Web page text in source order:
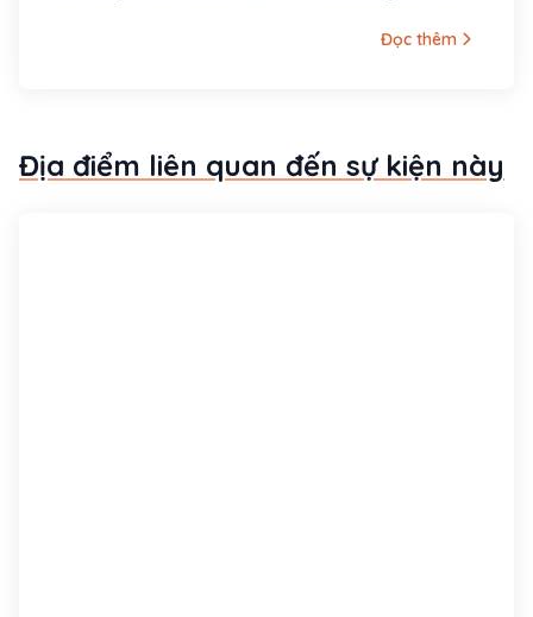
rút gươm toan chém, may có Hưng Vũ Vương
Đọc thêm
Địa điểm liên quan đến sự kiện này